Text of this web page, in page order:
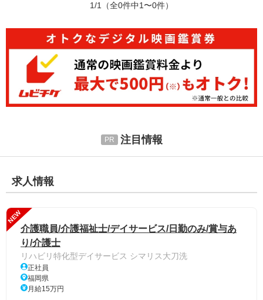
1/1 （全0件中1〜0件）
注目情報
求人情報
NEW
介護職員/介護福祉士/デイサービス/日勤のみ/賞与あ
り/介護士
リハビリ特化型デイサービス シマリス大刀洗
正社員
福岡県
月給15万円